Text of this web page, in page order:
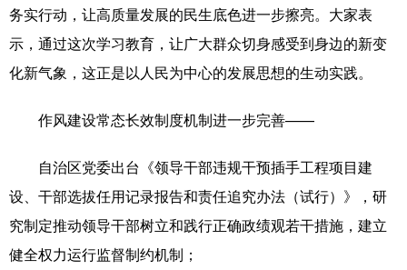
务实行动，让高质量发展的民生底色进一步擦亮。大家表
示，通过这次学习教育，让广大群众切身感受到身边的新变
化新气象，这正是以人民为中心的发展思想的生动实践。
作风建设常态长效制度机制进一步完善——
自治区党委出台《领导干部违规干预插手工程项目建
设、干部选拔任用记录报告和责任追究办法（试行）》，研
究制定推动领导干部树立和践行正确政绩观若干措施，建立
健全权力运行监督制约机制；